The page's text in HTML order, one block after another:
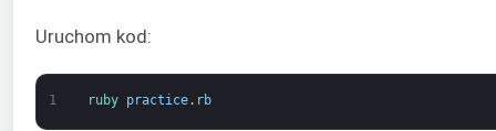
Uruchom kod:
1 ruby practice. rb